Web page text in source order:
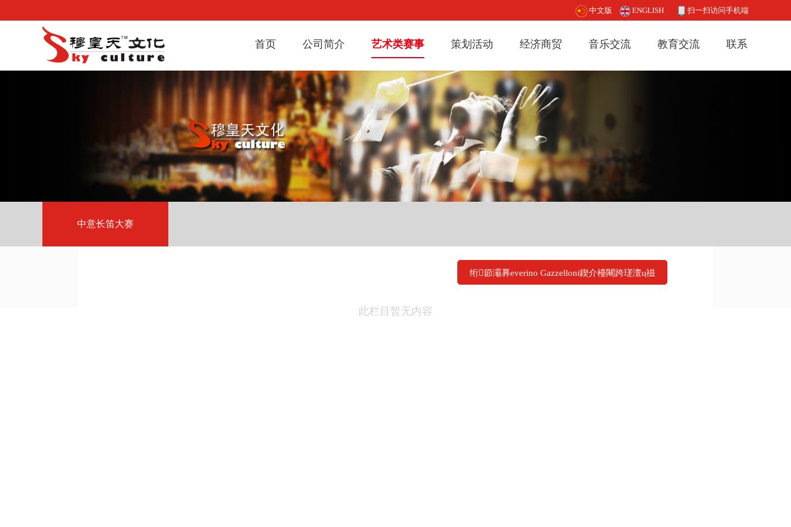
中文版 ENGLISH 扫一扫访问手机端
首页 公司简介 艺术类赛事 策划活动 经济商贸 音乐交流 教育交流 联系
中意长笛大赛
绗節灞奡everino Gazzelloni鍥介檯闀跨瑳澶ц禌
此栏目暂无内容